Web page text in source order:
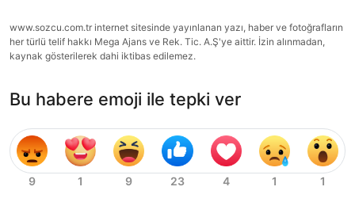
www.sozcu.com.tr internet sitesinde yayınlanan yazı, haber ve fotoğrafların
her türlü telif hakkı Mega Ajans ve Rek. Tic. A.Ş'ye aittir. İzin alınmadan,
kaynak gösterilerek dahi iktibas edilemez.
Bu habere emoji ile tepki ver